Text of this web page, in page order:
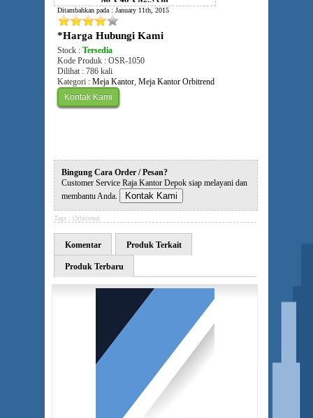
Ditambahkan pada : January 11th, 2015
*Harga Hubungi Kami
Stock : Tersedia
Kode Produk : OSR-1050
Dilihat : 786 kali
Kategori : Meja Kantor, Meja Kantor Orbitrend
Kontak Kami
Bingung Cara Order / Pesan?
Customer Service Raja Kantor Depok siap melayani dan
membantu Anda.
Kontak Kami
Tags : Orbitrend
Komentar Produk Terkait
Produk Terbaru